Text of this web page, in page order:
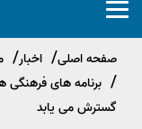
صفحه اصلی اخبار
برنامه های
گسترش می یابد